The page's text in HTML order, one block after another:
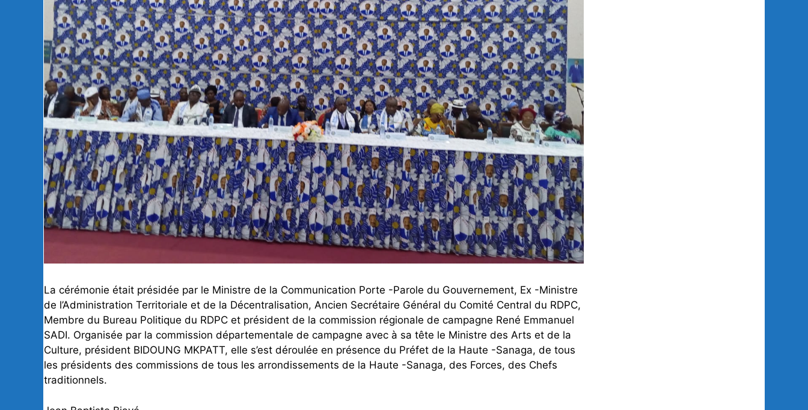
La cérémonie était présidée par le Ministre de la Communication Porte -Parole du Gouvernement, Ex -Ministre
de l’Administration Territoriale et de la Décentralisation, Ancien Secrétaire Général du Comité Central du RDPC,
Membre du Bureau Politique du RDPC et président de la commission régionale de campagne René Emmanuel
SADI. Organisée par la commission départementale de campagne avec à sa tête le Ministre des Arts et de la
Culture, président BIDOUNG MKPATT, elle s’est déroulée en présence du Préfet de la Haute -Sanaga, de tous
les présidents des commissions de tous les arrondissements de la Haute -Sanaga, des Forces, des Chefs
traditionnels.